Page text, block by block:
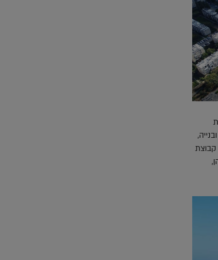
במסלול הריסה ובנייה,
קבוצת